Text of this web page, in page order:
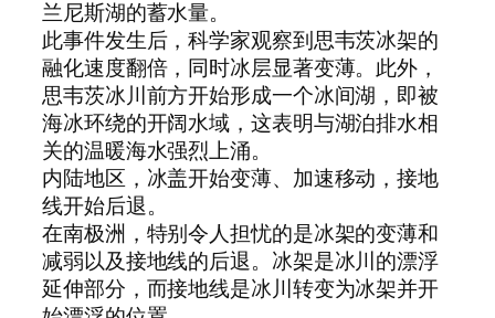
兰尼斯湖的蓄水量。
此事件发生后，科学家观察到思韦茨冰架的
融化速度翻倍，同时冰层显著变薄。此外，
思韦茨冰川前方开始形成一个冰间湖，即被
海冰环绕的开阔水域，这表明与湖泊排水相
关的温暖海水强烈上涌。
内陆地区，冰盖开始变薄、加速移动，接地
线开始后退。
在南极洲，特别令人担忧的是冰架的变薄和
减弱以及接地线的后退。冰架是冰川的漂浮
延伸部分，而接地线是冰川转变为冰架并开